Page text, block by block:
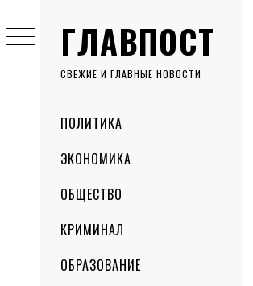
ГЛАВПОСТ
СВЕЖИЕ И ГЛАВНЫЕ НОВОСТИ
MenuПОЛИТИКА
ЭКОНОМИКА
ОБЩЕСТВО
КРИМИНАЛ
ОБРАЗОВАНИЕ
to
content